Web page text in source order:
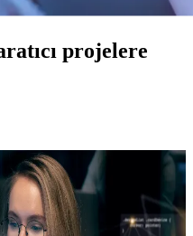
projelere